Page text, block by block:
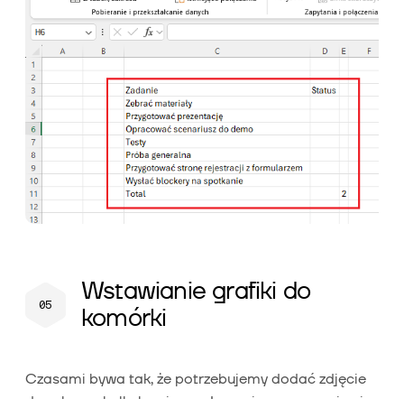
Wstawianie grafiki do
komórki
Czasami bywa tak, że potrzebujemy dodać zdjęcie